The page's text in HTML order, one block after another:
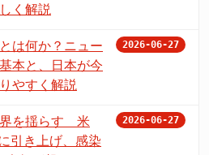
く解説
は何か？ニュー
本と、日本が今
やすく解説
2026-06-27
界を揺らす 米
引き上げ、感染
2026-06-27